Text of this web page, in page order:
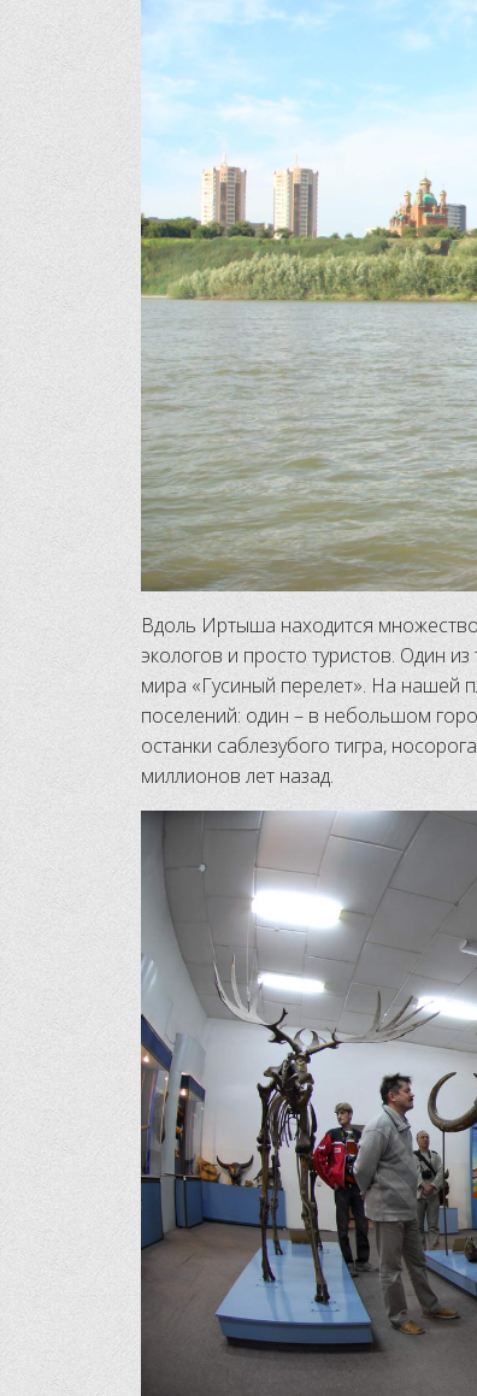
Вдоль Иртыша находится
экологов и просто туристов. Один
мира «Гусиный перелет». На нашей
поселений: один – в небольшом
останки саблезубого тигра,
миллионов лет назад.